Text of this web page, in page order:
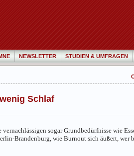
NEWSLETTER STUDIEN & UMFRAGEN
Schlaf
sogar Grundbedürfnisse wie
Brandenburg, wie Burnout sich äußert, wer